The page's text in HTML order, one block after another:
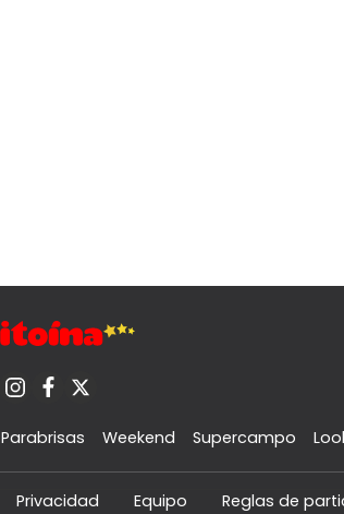
Parabrisas Weekend Supercampo
Privacidad Equipo Reglas de